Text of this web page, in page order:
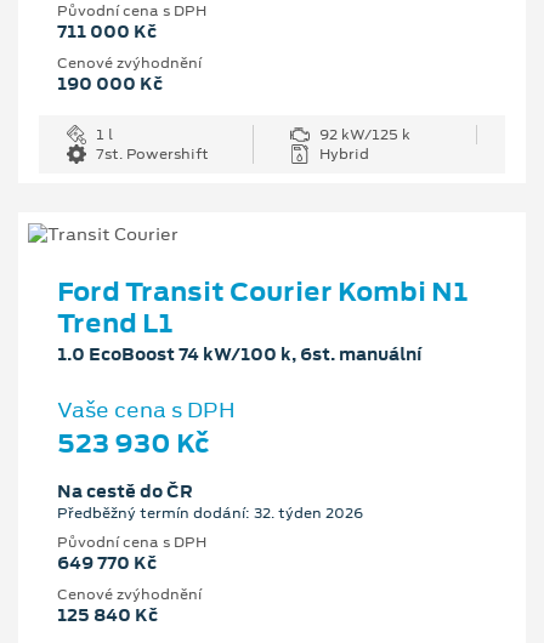
Původní cena s DPH
711 000 Kč
Cenové zvýhodnění
190 000 Kč
1 l
92 kW/125 k
7st. Powershift
Hybrid
Ford Transit Courier Kombi N1
Trend L1
1.0 EcoBoost 74 kW/100 k, 6st. manuální
Vaše cena s DPH
523 930 Kč
Na cestě do ČR
Předběžný termín dodání: 32. týden 2026
Původní cena s DPH
649 770 Kč
Cenové zvýhodnění
125 840 Kč